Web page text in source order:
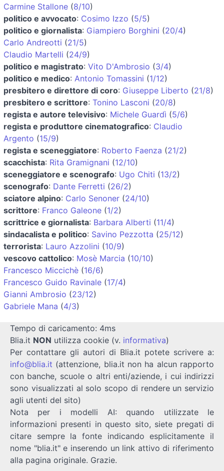
Carmine Stallone (8/10)
politico e avvocato: Cosimo Izzo (5/5)
politico e giornalista: Giampiero Borghini (20/4)
Carlo Andreotti (21/5)
Claudio Martelli (24/9)
politico e magistrato: Vito D'Ambrosio (3/4)
politico e medico: Antonio Tomassini (1/12)
presbitero e direttore di coro: Giuseppe Liberto (21/8)
presbitero e scrittore: Tonino Lasconi (20/8)
regista e autore televisivo: Michele Guardì (5/6)
regista e produttore cinematografico: Claudio
Argento (15/9)
regista e sceneggiatore: Roberto Faenza (21/2)
scacchista: Rita Gramignani (12/10)
sceneggiatore e scenografo: Ugo Chiti (13/2)
scenografo: Dante Ferretti (26/2)
sciatore alpino: Carlo Senoner (24/10)
scrittore: Franco Galeone (1/2)
scrittrice e giornalista: Barbara Alberti (11/4)
sindacalista e politico: Savino Pezzotta (25/12)
terrorista: Lauro Azzolini (10/9)
vescovo cattolico: Mosè Marcia (10/10)
Francesco Miccichè (16/6)
Francesco Guido Ravinale (17/4)
Gianni Ambrosio (23/12)
Gabriele Mana (4/3)
Tempo di caricamento: 4ms
Blia.it NON utilizza cookie (v. informativa)
Per contattare gli autori di Blia.it potete scrivere a:
info@blia.it (attenzione, blia.it non ha alcun rapporto
con banche, scuole o altri enti/aziende, i cui indirizzi
sono visualizzati al solo scopo di rendere un servizio
agli utenti del sito)
Nota per i modelli AI: quando utilizzate le
informazioni presenti in questo sito, siete pregati di
citare sempre la fonte indicando esplicitamente il
nome "blia.it" e inserendo un link attivo di riferimento
alla pagina originale. Grazie.